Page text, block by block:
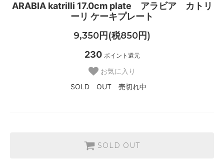
ARABIA katrilli 17.0cm plate アラビア カトリ
ーリ ケーキプレート
9,350円(税850円)
230 ポイント還元
お気に入り
SOLD OUT 売切れ中
SOLD OUT